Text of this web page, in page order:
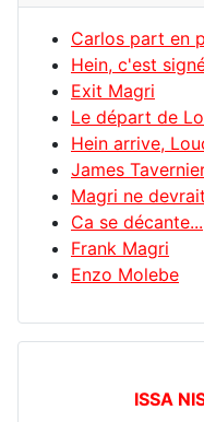
Carlos part en
Hein, c'est
Exit Magri
Le départ de
Hein arrive,
James
Magri ne
Ca se décante...
Frank Magri
Enzo Molebe
ISSA